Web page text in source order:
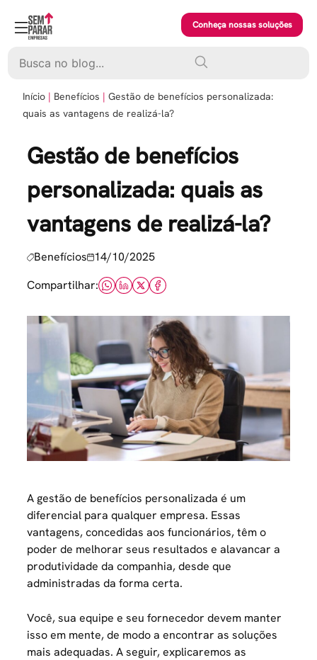
content
Conheça nossas soluções
Início Benefícios
Gestão de benefícios personalizada:
quais as vantagens de realizá-la?
Gestão de benefícios
personalizada: quais as
vantagens de realizá-la?
Benefícios 14/10/2025
Compartilhar:
A gestão de benefícios personalizada é um
diferencial para qualquer empresa. Essas
vantagens, concedidas aos funcionários, têm o
poder de melhorar seus resultados e alavancar a
produtividade da companhia, desde que
administradas da forma certa.
Você, sua equipe e seu fornecedor devem manter
isso em mente, de modo a encontrar as soluções
mais adequadas. A seguir, explicaremos as